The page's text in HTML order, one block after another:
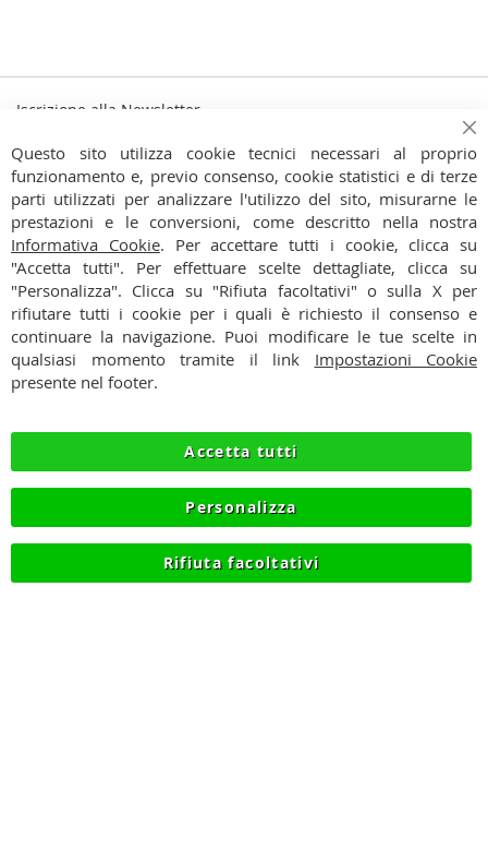
Iscrizione alla Newsletter
alla
nostra
Newsletter:
Iscriviti
Ho preso visione dell'Informativa Privacy
CONTATTI
CONDIZIONI
PAGAMENTI
PRIVACY
RECESSO
COOKIE
© 2012-2026 NIKMART.IT - P.IVA IT03420740130 - TEL
Questo sito utilizza cookie tecnici necessari al proprio
funzionamento e, previo consenso, cookie statistici e di terze
parti utilizzati per analizzare l'utilizzo del sito, misurarne le
prestazioni e le conversioni, come descritto nella nostra
Informativa Cookie. Per accettare tutti i cookie, clicca su
"Accetta tutti". Per effettuare scelte dettagliate, clicca su
"Personalizza". Clicca su "Rifiuta facoltativi" o sulla X per
rifiutare tutti i cookie per i quali è richiesto il consenso e
continuare la navigazione. Puoi modificare le tue scelte in
qualsiasi momento tramite il link Impostazioni Cookie
presente nel footer.
Accetta tutti
Personalizza
Rifiuta facoltativi